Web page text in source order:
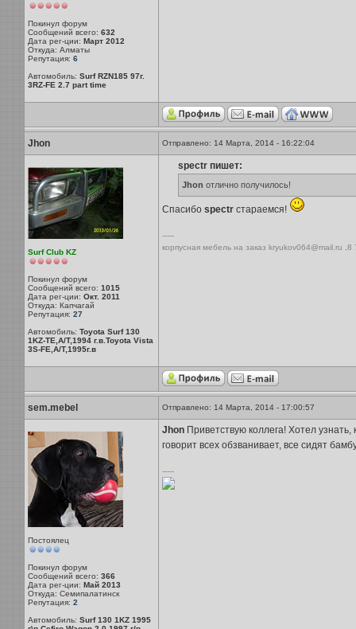
Покинул форум
Сообщений всего: 632
Дата рег-ции: Март 2012
Откуда: Алматы
Репутация: 6
Автомобиль: Surf RZN185 97г.
3RZ-FE 2.7 part time
Jhon Отправлено: 14 Марта, 2014 - 16:22:04
Surf Club KZ
Покинул форум
Сообщений всего: 1015
Дата рег-ции: Окт. 2011
Откуда: Капчагай
Репутация: 27
Автомобиль: Toyota Surf 130
1KZ-TE,A/T,1994 г.в.Toyota Vista
3S-FE,A/T,1995г.в
spectr пишет:
Jhon отлично получилось!
Спасибо spectrстараемся!
-----
корпусная мебель на заказ kryukov064@mail.ru
sem.mebel Отправлено: 14 Марта, 2014 - 17:00:57
Постоялец
Покинул форум
Сообщений всего: 366
Дата рег-ции: Май 2013
Откуда: Семипалатинск
Репутация: 2
Автомобиль: Surf 130 1KZ 1995
JhonПриветствую коллега! Хотел
говорит всех обзванивает, все сидят
-----